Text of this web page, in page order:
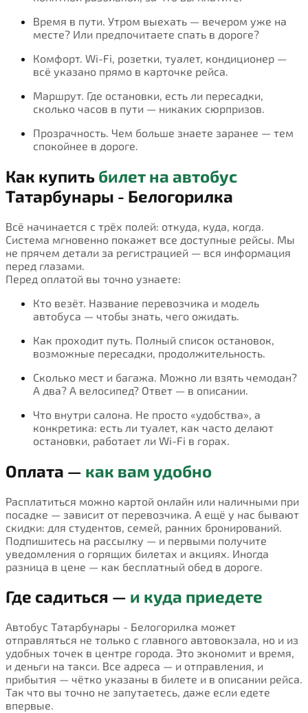
Время в пути. Утром выехать — вечером уже на
месте? Или предпочитаете спать в дороге?
Комфорт. Wi-Fi, розетки, туалет, кондиционер —
всё указано прямо в карточке рейса.
Маршрут. Где остановки, есть ли пересадки,
сколько часов в пути — никаких сюрпризов.
Прозрачность. Чем больше знаете заранее — тем
спокойнее в дороге.
Как купить билет на автобус
Татарбунары - Белогорилка
Всё начинается с трёх полей: откуда, куда, когда.
Система мгновенно покажет все доступные рейсы. Мы
не прячем детали за регистрацией — вся информация
перед глазами.
Перед оплатой вы точно узнаете:
Кто везёт. Название перевозчика и модель
автобуса — чтобы знать, чего ожидать.
Как проходит путь. Полный список остановок,
возможные пересадки, продолжительность.
Сколько мест и багажа. Можно ли взять чемодан?
А два? А велосипед? Ответ — в описании.
Что внутри салона. Не просто «удобства», а
конкретика: есть ли туалет, как часто делают
остановки, работает ли Wi-Fi в горах.
Оплата — как вам удобно
Расплатиться можно картой онлайн или наличными при
посадке — зависит от перевозчика. А ещё у нас бывают
скидки: для студентов, семей, ранних бронирований.
Подпишитесь на рассылку — и первыми получите
уведомления о горящих билетах и акциях. Иногда
разница в цене — как бесплатный обед в дороге.
Где садиться — и куда приедете
Автобус Татарбунары - Белогорилка может
отправляться не только с главного автовокзала, но и из
удобных точек в центре города. Это экономит и время,
и деньги на такси. Все адреса — и отправления, и
прибытия — чётко указаны в билете и в описании рейса.
Так что вы точно не запутаетесь, даже если едете
впервые.